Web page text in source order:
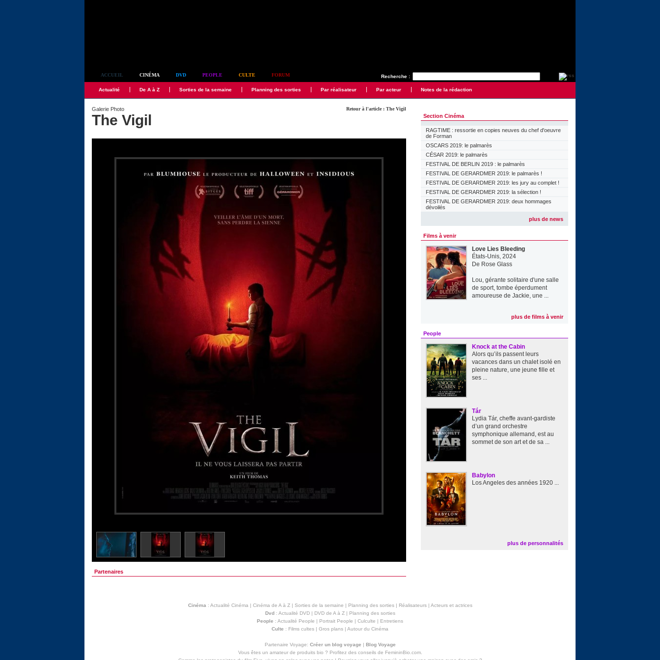
Recherche :
ACCUEIL CINÉMA DVD PEOPLE CULTE FORUM
Actualité De A à Z Sorties de la semaine Planning des sorties Par réalisateur Par acteur Notes de la rédaction
Retour à l'article : The Vigil
Galerie Photo
The Vigil
Partenaires
Section Cinéma
RAGTIME : ressortie en copies neuves du chef d'oeuvre
de Forman
OSCARS 2019: le palmarès
CÉSAR 2019: le palmarès
FESTIVAL DE BERLIN 2019 : le palmarès
FESTIVAL DE GERARDMER 2019: le palmarès !
FESTIVAL DE GERARDMER 2019: les jury au complet !
FESTIVAL DE GERARDMER 2019: la sélection !
FESTIVAL DE GERARDMER 2019: deux hommages
dévoilés
plus de news
Films à venir
Love Lies Bleeding
États-Unis, 2024
De Rose Glass
Lou, gérante solitaire d'une salle
de sport, tombe éperdument
amoureuse de Jackie, une ...
plus de films à venir
People
Knock at the Cabin
Alors qu’ils passent leurs
vacances dans un chalet isolé en
pleine nature, une jeune fille et
ses ...
Tár
Lydia Tár, cheffe avant-gardiste
d’un grand orchestre
symphonique allemand, est au
sommet de son art et de sa ...
Babylon
Los Angeles des années 1920 ...
plus de personnalités
Cinéma : Actualité Cinéma | Cinéma de A à Z| Sorties de la semaine | Planning des sorties| Réalisateurs| Acteurs et actrices
Dvd: Actualité DVD| DVD de A à Z| Planning des sorties
People : Actualité People | Portrait People | Culculte | Entretiens
Culte : Films cultes | Gros plans | Autour du Cinéma
Partenaire Voyage: Créer un blog voyage | Blog Voyage
Vous êtes un amateur de produits bio ? Profitez des conseils de FemininBio.com.